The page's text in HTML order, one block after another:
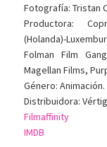
Fotografía: Tristan
Productora:
(Holanda)-
Folman Film
Magellan Films,
Género: Animación.
Distribuidora:
Filmaffinity
IMDB